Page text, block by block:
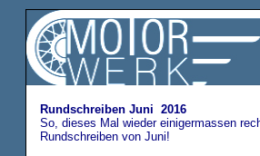
Rundschreiben Juni 2016
So, dieses Mal wieder einigermassen
Rundschreiben von Juni!